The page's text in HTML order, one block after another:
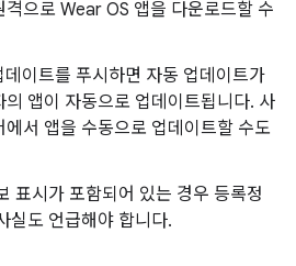
격으로 Wear OS 앱을 다운로드할 수
이트를 푸시하면 자동 업데이트가
의 앱이 자동으로 업데이트됩니다. 사
서 앱을 수동으로 업데이트할 수도
표시가 포함되어 있는 경우 등록정
실도 언급해야 합니다.